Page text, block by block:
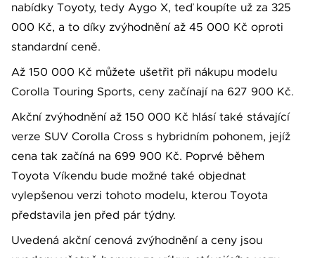
nabídky Toyoty, tedy Aygo X, teď koupíte už za 325
000 Kč, a to díky zvýhodnění až 45 000 Kč oproti
standardní ceně.
Až 150 000 Kč můžete ušetřit při nákupu modelu
Corolla Touring Sports, ceny začínají na 627 900 Kč.
Akční zvýhodnění až 150 000 Kč hlásí také stávající
verze SUV Corolla Cross s hybridním pohonem, jejíž
cena tak začíná na 699 900 Kč. Poprvé během
Toyota Víkendu bude možné také objednat
vylepšenou verzi tohoto modelu, kterou Toyota
představila jen před pár týdny.
Uvedená akční cenová zvýhodnění a ceny jsou